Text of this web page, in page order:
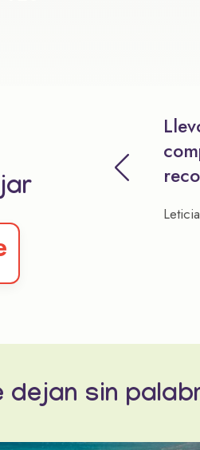
dejan sin